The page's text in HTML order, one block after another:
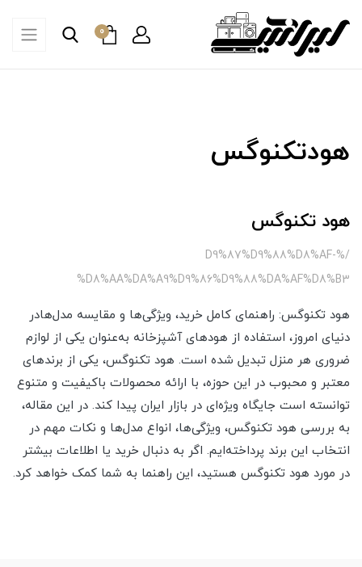
0
هودتکنوگس
هود تکنوگس
/%D9%87%D9%88%D8%AF-
%D8%AA%DA%A9%D9%86%D9%88%DA%AF%D8%B3
هود تکنوگس: راهنمای کامل خرید، ویژگی‌ها و مقایسه مدل‌هادر
دنیای امروز، استفاده از هودهای آشپزخانه به‌عنوان یکی از لوازم
ضروری هر منزل تبدیل شده است. هود تکنوگس، یکی از برندهای
معتبر و محبوب در این حوزه، با ارائه محصولات باکیفیت و متنوع
توانسته است جایگاه ویژه‌ای در بازار ایران پیدا کند. در این مقاله،
به بررسی هود تکنوگس، ویژگی‌ها، انواع مدل‌ها و نکات مهم در
انتخاب این برند پرداخته‌ایم. اگر به دنبال خرید یا اطلاعات بیشتر
در مورد هود تکنوگس هستید، این راهنما به شما کمک خواهد کرد.